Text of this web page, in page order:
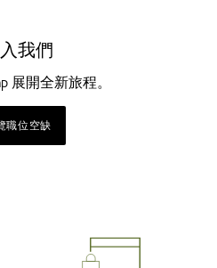
我們
展開全新旅程。
職位空缺